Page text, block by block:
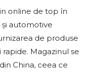
online de top în
și automotive
de produse
Magazinul se
China, ceea ce